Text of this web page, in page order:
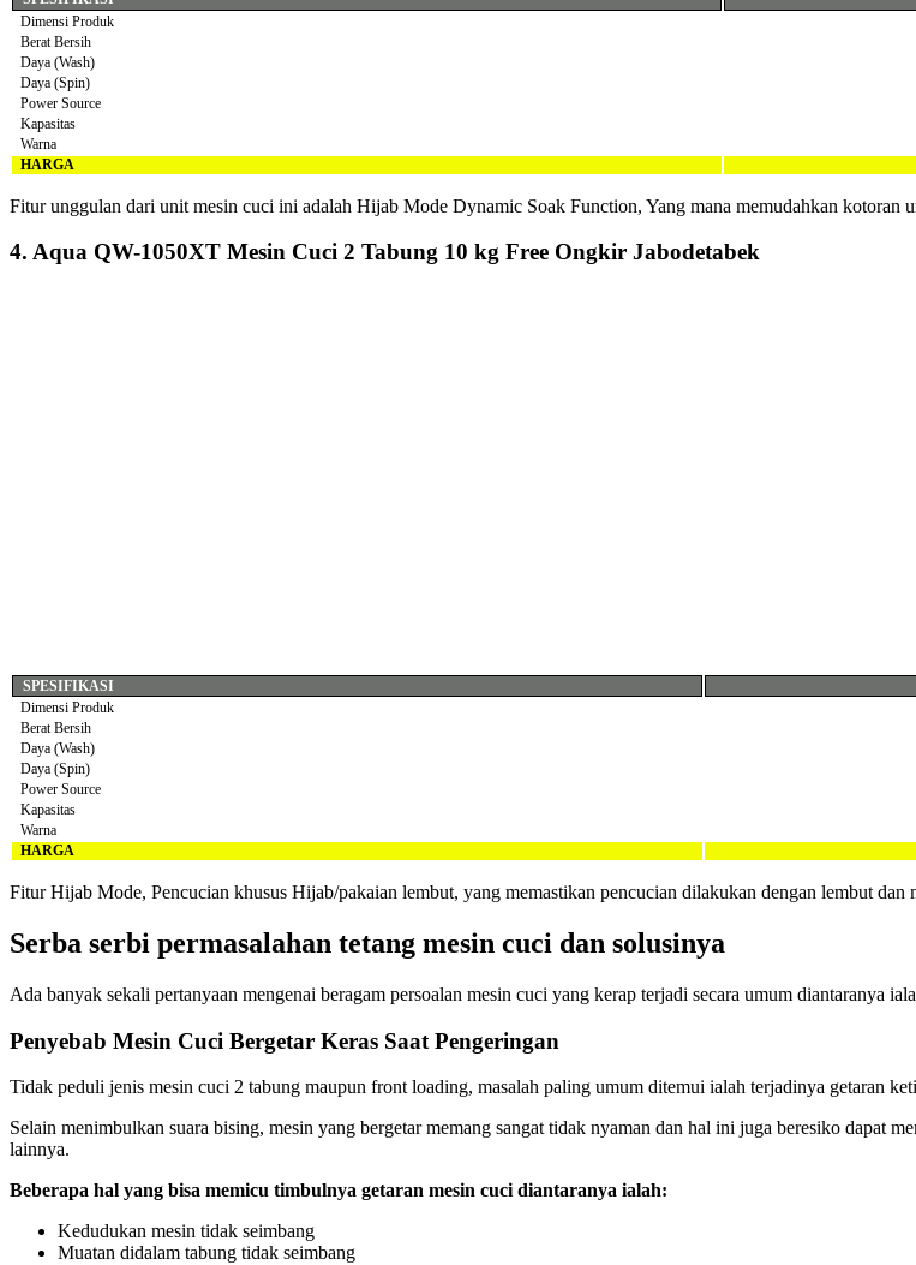
Dimensi Produk
Berat Bersih
Daya (Wash)
Daya (Spin)
Power Source
Kapasitas
Warna
HARGA
Fitur unggulan dari unit mesin cuci ini adalah Hijab Mode Dynamic Soak Function, Yang mana memudahkan kotoran
4. Aqua QW-1050XT Mesin Cuci 2 Tabung 10 kg Free Ongkir Jabodetabek
SPESIFIKASI
Dimensi Produk
Berat Bersih
Daya (Wash)
Daya (Spin)
Power Source
Kapasitas
Warna
HARGA
Fitur Hijab Mode, Pencucian khusus Hijab/pakaian lembut, yang memastikan pencucian dilakukan dengan lembut dan
Serba serbi permasalahan tetang mesin cuci dan solusinya
Ada banyak sekali pertanyaan mengenai beragam persoalan mesin cuci yang kerap terjadi secara umum diantaranya
Penyebab Mesin Cuci Bergetar Keras Saat Pengeringan
Tidak peduli jenis mesin cuci 2 tabung maupun front loading, masalah paling umum ditemui ialah terjadinya getaran
Selain menimbulkan suara bising, mesin yang bergetar memang sangat tidak nyaman dan hal ini juga beresiko dapat
lainnya.
Beberapa hal yang bisa memicu timbulnya getaran mesin cuci diantaranya ialah:
Kedudukan mesin tidak seimbang
Muatan didalam tabung tidak seimbang